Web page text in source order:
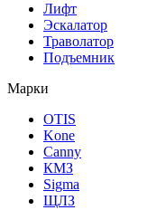
Лифт
Эскалатор
Траволатор
Подъемник
Марки
OTIS
Kone
Canny
КМЗ
Sigma
ЩЛЗ